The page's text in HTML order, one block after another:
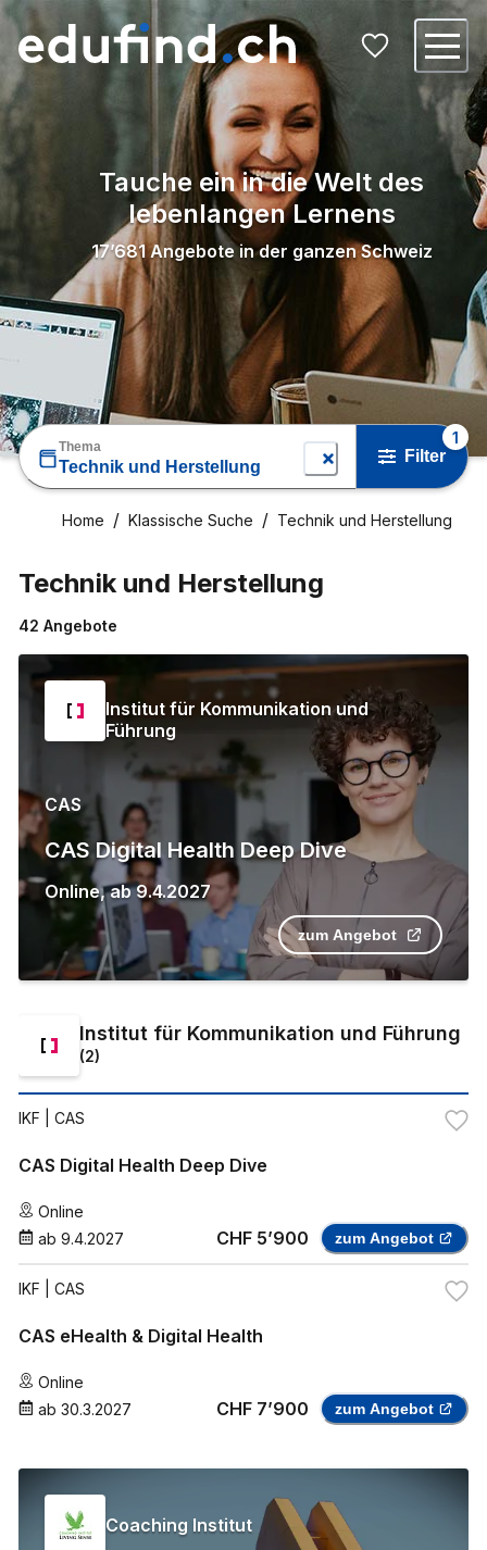
Tauche ein in die Welt des
lebenlangen Lernens
17’681 Angebote in der ganzen Schweiz
Thema
Technik und Herstellung
Filter
1
Home Klassische Suche Technik und Herstellung
Technik und Herstellung
42 Angebote
Institut für Kommunikation und
Führung
CAS
CAS Digital Health Deep Dive
Online,ab 9.4.2027
zum Angebot
Institut für Kommunikation und Führung
(2)
IKF | CAS
CAS Digital Health Deep Dive
Online
ab 9.4.2027 CHF 5’900 zum Angebot
IKF | CAS
CAS eHealth & Digital Health
Online
ab 30.3.2027 CHF 7’900 zum Angebot
Coaching Institut